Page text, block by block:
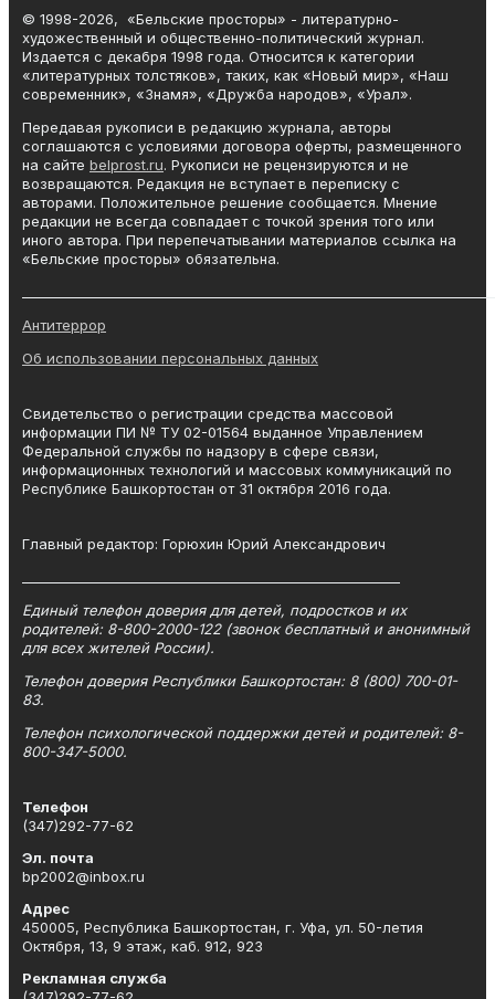
© 1998-2026, «Бельские просторы» - литературно-
художественный и общественно-политический журнал.
Издается с декабря 1998 года. Относится к категории
«литературных толстяков», таких, как «Новый мир», «Наш
современник», «Знамя», «Дружба народов», «Урал».
Передавая рукописи в редакцию журнала, авторы
соглашаются с условиями договора оферты, размещенного
на сайте belprost.ru. Рукописи не рецензируются и не
возвращаются. Редакция не вступает в переписку с
авторами. Положительное решение сообщается. Мнение
редакции не всегда совпадает с точкой зрения того или
иного автора. При перепечатывании материалов ссылка на
«Бельские просторы» обязательна.
Антитеррор
Об использовании персональных данных
Свидетельство о регистрации средства массовой
информации ПИ № ТУ 02-01564 выданное Управлением
Федеральной службы по надзору в сфере связи,
информационных технологий и массовых коммуникаций по
Республике Башкортостан от 31 октября 2016 года.
Главный редактор: Горюхин Юрий Александрович
Единый телефон доверия для детей, подростков и их
родителей: 8-800-2000-122 (звонок бесплатный и анонимный
для всех жителей России).
Телефон доверия Республики Башкортостан: 8 (800) 700-01-
83.
Телефон психологической поддержки детей и родителей: 8-
800-347-5000.
Телефон
(347)292-77-62
Эл. почта
bp2002@inbox.ru
Адрес
450005, Республика Башкортостан, г. Уфа, ул. 50-летия
Октября, 13, 9 этаж, каб. 912, 923
Рекламная служба